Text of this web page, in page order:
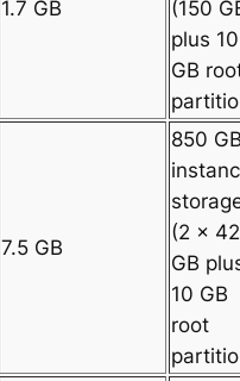
1.7 GB
(150
plus 10
GB
7.5 GB
850
(2 x
GB
10 GB
root